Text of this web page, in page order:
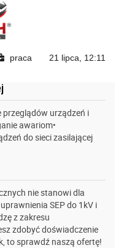
praca 21 lipca, 12:11
urządzeń i
awariom•
do sieci zasilającej
nie stanowi dla
SEP do 1kV i
z zakresu
zdobyć doświadczenie
to sprawdź naszą ofertę!